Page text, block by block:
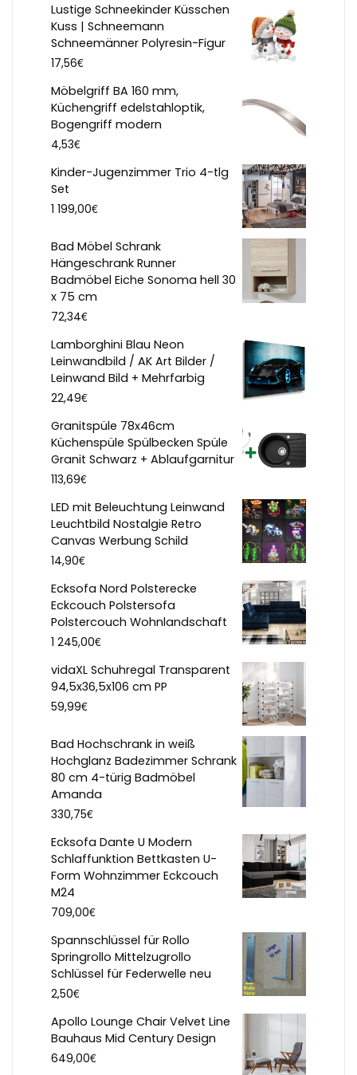
Lustige Schneekinder Küsschen
Kuss | Schneemann
Schneemänner Polyresin-Figur
17,56€
Möbelgriff BA 160 mm,
Küchengriff edelstahloptik,
Bogengriff modern
4,53€
Kinder-Jugenzimmer Trio 4-tlg
Set
1 199,00€
Bad Möbel Schrank
Hängeschrank Runner
Badmöbel Eiche Sonoma hell 30
x 75 cm
72,34€
Lamborghini Blau Neon
Leinwandbild / AK Art Bilder /
Leinwand Bild + Mehrfarbig
22,49€
Granitspüle 78x46cm
Küchenspüle Spülbecken Spüle
Granit Schwarz + Ablaufgarnitur
113,69€
LED mit Beleuchtung Leinwand
Leuchtbild Nostalgie Retro
Canvas Werbung Schild
14,90€
Ecksofa Nord Polsterecke
Eckcouch Polstersofa
Polstercouch Wohnlandschaft
1 245,00€
vidaXL Schuhregal Transparent
94,5x36,5x106 cm PP
59,99€
Bad Hochschrank in weiß
Hochglanz Badezimmer Schrank
80 cm 4-türig Badmöbel
Amanda
330,75€
Ecksofa Dante U Modern
Schlaffunktion Bettkasten U-
Form Wohnzimmer Eckcouch
M24
709,00€
Spannschlüssel für Rollo
Springrollo Mittelzugrollo
Schlüssel für Federwelle neu
2,50€
Apollo Lounge Chair Velvet Line
Bauhaus Mid Century Design
649,00€